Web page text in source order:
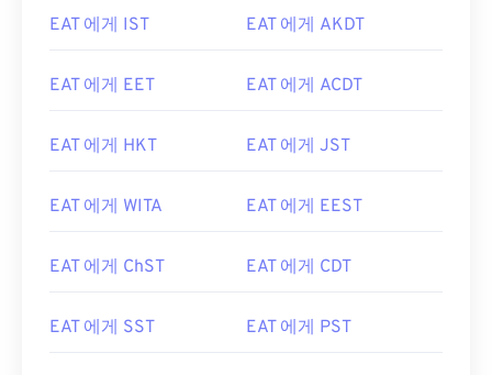
EAT 에게 IST EAT 에게 AKDT
EAT 에게 EET EAT 에게 ACDT
EAT 에게 HKT EAT 에게 JST
EAT 에게 WITA EAT 에게 EEST
EAT 에게 ChST EAT 에게 CDT
EAT 에게 SST EAT 에게 PST